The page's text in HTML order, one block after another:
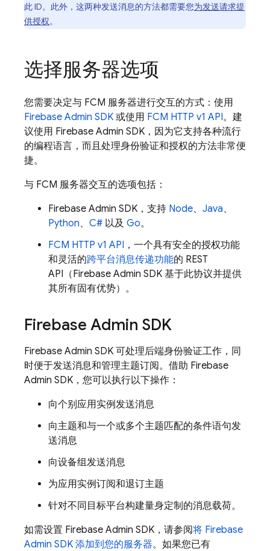
此 ID。此外，这两种发送消息的方法都需要您为发送请求提
供授权。
选择服务器选项
您需要决定与 FCM 服务器进行交互的方式：使用
Firebase Admin SDK 或使用 FCM HTTP v1 API。建
议使用 Firebase Admin SDK ，因为它支持各种流行
的编程语言，而且处理身份验证和授权的方法非常便
捷。
与 FCM 服务器交互的选项包括：
Firebase Admin SDK ，支持 Node、 Java、
Python、 C# 以及 Go。
FCM HTTP v1 API ，一个具有安全的授权功能
和灵活的跨平台消息传递功能的 REST
API（Firebase Admin SDK 基于此协议并提供
其所有固有优势）。
Firebase Admin SDK
Firebase Admin SDK 可处理后端身份验证工作，同
时便于发送消息和管理主题订阅。借助 Firebase
Admin SDK ，您可以执行以下操作：
向个别应用实例发送消息
向主题和与一个或多个主题匹配的条件语句发
送消息
向设备组发送消息
为应用实例订阅和退订主题
针对不同目标平台构建量身定制的消息载荷。
如需设置 Firebase Admin SDK ，请参阅将 Firebase
Admin SDK 添加到您的服务器。如果您已有